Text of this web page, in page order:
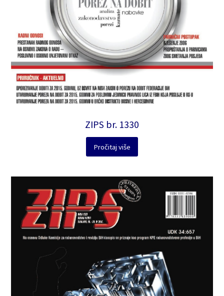
ZIPS br. 1330
Pročitaj više